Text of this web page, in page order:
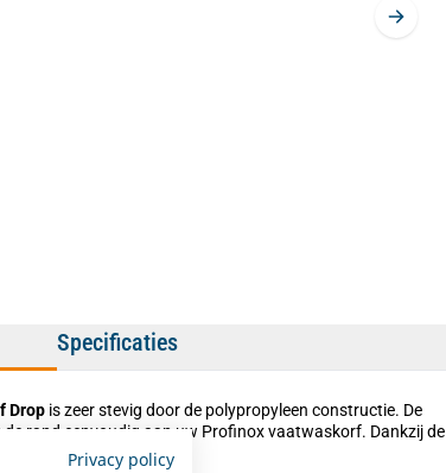
Specificaties
Drop is zeer stevig door de polypropyleen constructie. De
rand eenvoudig aan uw Profinox vaatwaskorf. Dankzij de
Privacy policy